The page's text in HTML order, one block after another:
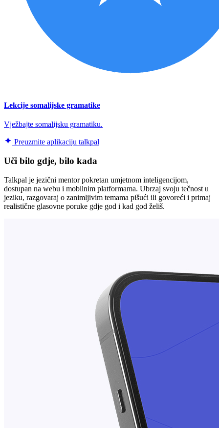
Lekcije somalijske gramatike
Vježbajte somalijsku gramatiku.
Preuzmite aplikaciju talkpal
Uči bilo gdje, bilo kada
Talkpal je jezični mentor pokretan umjetnom inteligencijom,
dostupan na webu i mobilnim platformama. Ubrzaj svoju tečnost u
jeziku, razgovaraj o zanimljivim temama pišući ili govoreći i primaj
realistične glasovne poruke gdje god i kad god želiš.